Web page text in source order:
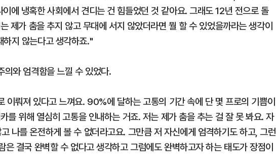
에 냉혹한 사회에서 견디는 건 힘들었던 것 같아요. 그래도 12년 전으로 돌
제가 춤을 추지 않고 무대에 서지 않았더라면 뭘 할 수 있었을까라는 생각이
지 않는다고 생각하죠."
와 엄격함을 느낄 수 있었다.
이뤄져 있다고 느껴요. 90%에 달하는 고통의 기간 속에 단 몇 프로의 기쁨이
를 위해 열심히 고통을 인내하는 거죠. 저는 제가 춤을 추는 걸 잘 못 봐요. 자
나를 온전하게 볼 수 없더라고요. 그만큼 저 자신에게 엄격하기도 하고, 그런
결국 완벽할 수 없다고 생각하고 그럼에도 완벽하고자 하는 태도가 장점이